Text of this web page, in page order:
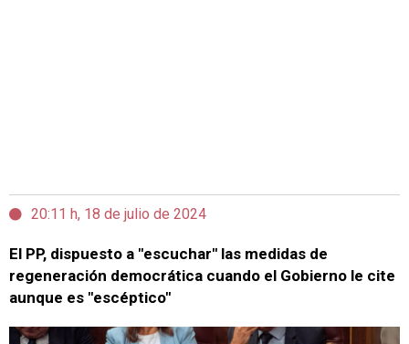
20:11 h, 18 de julio de 2024
El PP, dispuesto a "escuchar" las medidas de
regeneración democrática cuando el Gobierno le cite
aunque es "escéptico"